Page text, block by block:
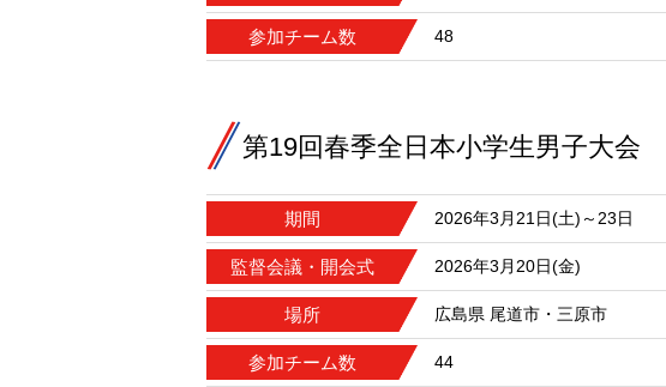
参加チーム数 48
第19回春季全日本小学生男子大会
期間 2026年3月21日(土)～23日
監督会議・開会式 2026年3月20日(金)
場所 広島県 尾道市・三原市
参加チーム数 44